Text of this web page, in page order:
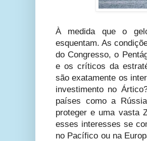
À medida que o
esquentam. As
do Congresso, o
e os críticos da
são exatamente os
investimento no
países como a
proteger e uma vasta
esses interesses se
no Pacífico ou na